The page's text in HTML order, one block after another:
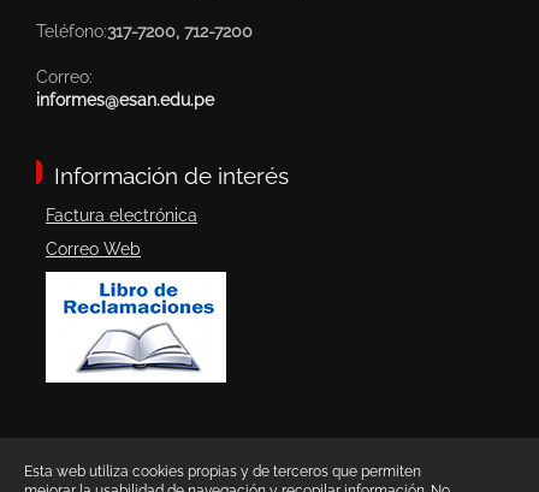
Teléfono:317-7200, 712-7200
Correo:
informes@esan.edu.pe
Información de interés
Factura electrónica
Correo Web
Esta web utiliza cookies propias y de terceros que permiten